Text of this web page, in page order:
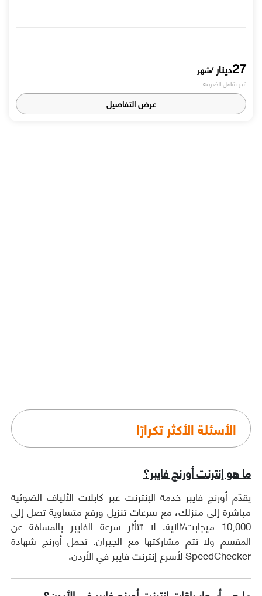
27دينار/شهر
غير شامل الضريبة
عرض التفاصيل
ما هو إنترنت أورنج فايبر؟
يقدّم أورنج فايبر خدمة الإنترنت عبر كابلات الألياف الضوئية
مباشرة إلى منزلك، مع سرعات تنزيل ورفع متساوية تصل إلى
10,000 ميجابت/ثانية. لا تتأثر سرعة الفايبر بالمسافة عن
المقسم ولا تتم مشاركتها مع الجيران. تحمل أورنج شهادة
SpeedChecker لأسرع إنترنت فايبر في الأردن.